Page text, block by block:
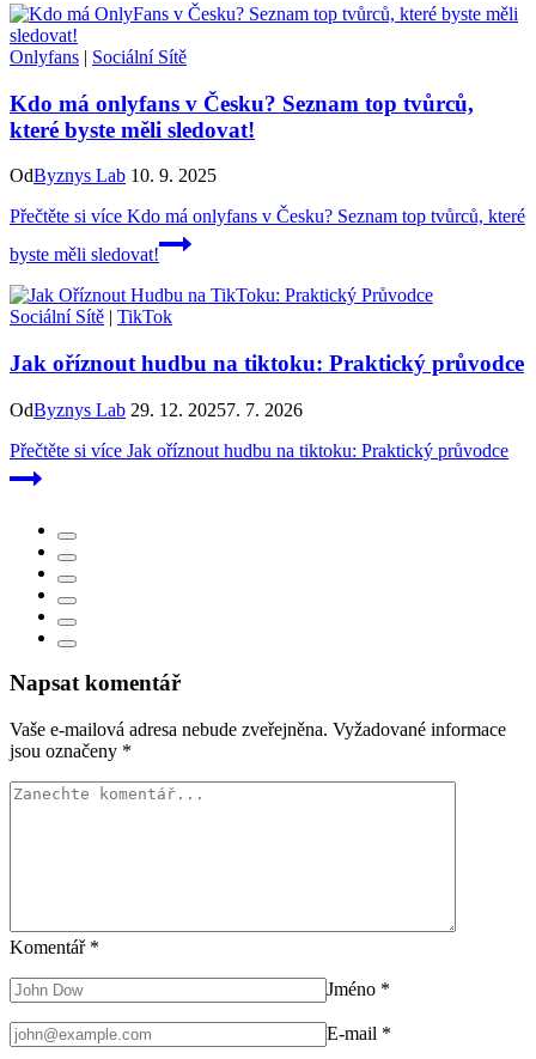
Onlyfans | Sociální Sítě
Kdo má onlyfans v Česku? Seznam top tvůrců,
které byste měli sledovat!
OdByznys Lab 10. 9. 2025
Přečtěte si více Kdo má onlyfans v Česku? Seznam top tvůrců, které
byste měli sledovat!
Sociální Sítě | TikTok
Jak oříznout hudbu na tiktoku: Praktický průvodce
OdByznys Lab 29. 12. 20257. 7. 2026
Přečtěte si více Jak oříznout hudbu na tiktoku: Praktický průvodce
Napsat komentář
Vaše e-mailová adresa nebude zveřejněna. Vyžadované informace
jsou označeny *
Komentář *
Jméno *
E-mail *